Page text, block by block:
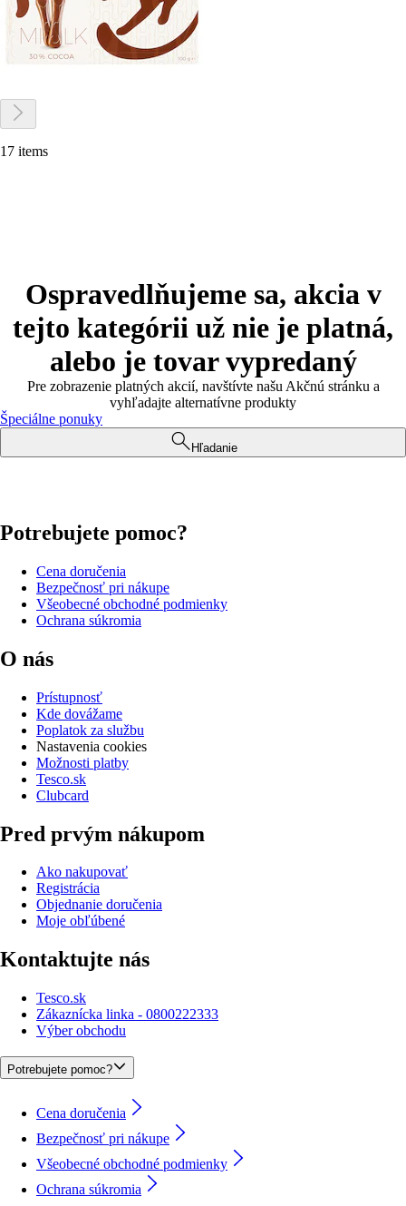
17 items
Ospravedlňujeme sa, akcia v
tejto kategórii už nie je platná,
alebo je tovar vypredaný
Pre zobrazenie platných akcií, navštívte našu Akčnú stránku a
vyhľadajte alternatívne produkty
Špeciálne ponuky
Hľadanie
Potrebujete pomoc?
Cena doručenia
Bezpečnosť pri nákupe
Všeobecné obchodné podmienky
Ochrana súkromia
O nás
Prístupnosť
Kde dovážame
Poplatok za službu
Nastavenia cookies
Možnosti platby
Tesco.sk
Clubcard
Pred prvým nákupom
Ako nakupovať
Registrácia
Objednanie doručenia
Moje obľúbené
Kontaktujte nás
Tesco.sk
Zákaznícka linka - 0800222333
Výber obchodu
Potrebujete pomoc?
Cena doručenia
Bezpečnosť pri nákupe
Všeobecné obchodné podmienky
Ochrana súkromia